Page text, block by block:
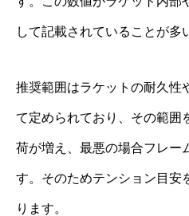
して記載されていることが多
推奨範囲はラケットの耐久性
て定められており、その範囲
荷が増え、最悪の場合フレー
す。そのためテンション目安
ります。